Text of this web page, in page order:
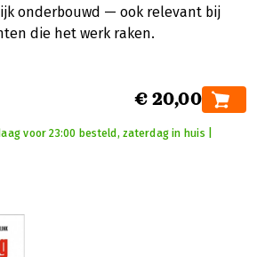
onderbouwd — ook relevant bij
die het werk raken.
€ 20,00
voor 23:00 besteld, zaterdag in huis |